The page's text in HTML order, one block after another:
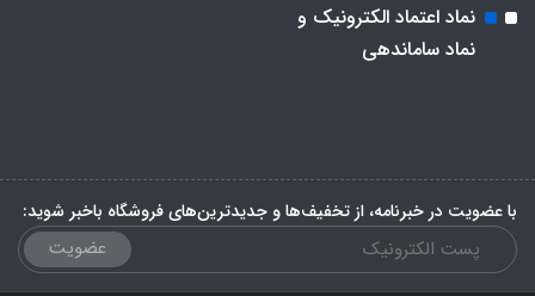
نماد اعتماد الکترونیک و
نماد ساماندهی
با عضویت در خبرنامه، از تخفیف‌ها و جدیدترین‌های فروشگاه باخبر شوید:
عضویت